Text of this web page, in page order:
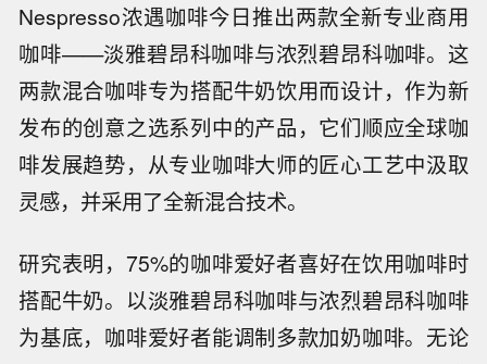
Nespresso浓遇咖啡今日推出两款全新专业商用
咖啡——淡雅碧昂科咖啡与浓烈碧昂科咖啡。这
两款混合咖啡专为搭配牛奶饮用而设计，作为新
发布的创意之选系列中的产品，它们顺应全球咖
啡发展趋势，从专业咖啡大师的匠心工艺中汲取
灵感，并采用了全新混合技术。
研究表明，75%的咖啡爱好者喜好在饮用咖啡时
搭配牛奶。以淡雅碧昂科咖啡与浓烈碧昂科咖啡
为基底，咖啡爱好者能调制多款加奶咖啡。无论